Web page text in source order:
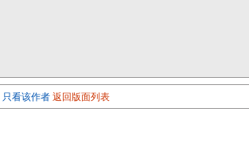
只看该作者 返回版面列表